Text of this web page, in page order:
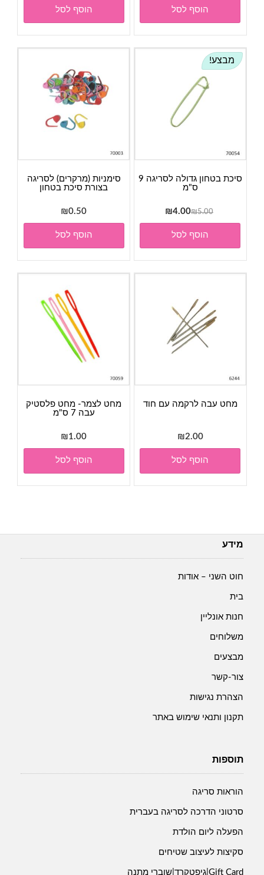
הוסף לסל הוסף לסל
מבצע!
סיכת בטחון גדולה לסריגה 9
ס"מ
₪5.00
המחיר
המקורי
היה:
₪5.00.
₪4.00
הנוכחי
₪4.00.
הוסף לסל
סימניות (מרקרים) לסריגה
בצורת סיכת בטחון
₪0.50
הוסף לסל
מחט עבה לרקמה עם חוד
₪2.00
הוסף לסל
מחט לצמר- מחט פלסטיק
עבה 7 ס"מ
₪1.00
הוסף לסל
מידע
חוט השני – אודות
בית
חנות אונליין
משלוחים
מבצעים
צור-קשר
הצהרת נגישות
תקנון ותנאי שימוש באתר
תוספות
הוראות סריגה
סרטוני הדרכה לסריגה בעברית
הפעלה ליום הולדת
סקיצות לעיצוב שטיחים
Gift Card|גיפטקרד|שוברי מתנה